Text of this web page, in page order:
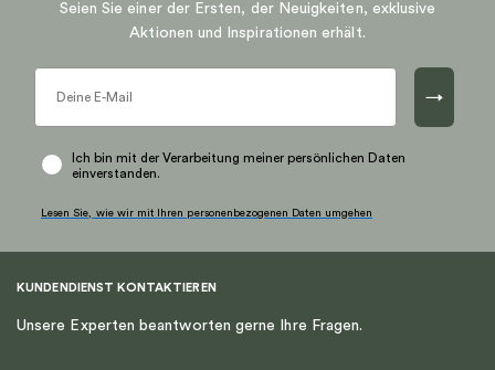
Seien Sie einer der Ersten, der Neuigkeiten, exklusive
Aktionen und Inspirationen erhält.
→
Ich bin mit der Verarbeitung meiner persönlichen Daten
einverstanden.
Lesen Sie, wie wir mit Ihren personenbezogenen Daten umgehen
KUNDENDIENST KONTAKTIEREN
Unsere Experten beantworten gerne Ihre Fragen.